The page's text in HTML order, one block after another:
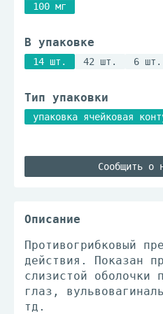
100 мг
В упаковке
14 шт. 42 шт. 6 шт.
Тип упаковки
упаковка ячейковая
Сообщить о
Описание
Противогрибковый
действия. Показан
слизистой оболочки
глаз,
тд.